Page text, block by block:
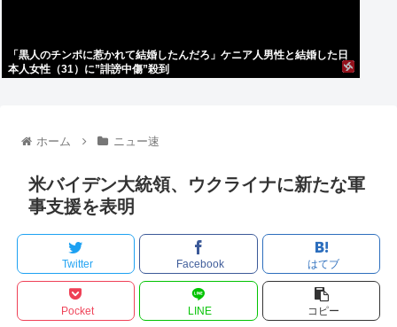
「黒人のチンポに惹かれて結婚したんだろ」ケニア人男性と結婚した日
本人女性（31）に”誹謗中傷”殺到
ホーム ニュー速
米バイデン大統領、ウクライナに新たな軍
事支援を表明
Twitter Facebook はてブ
Pocket LINE コピー